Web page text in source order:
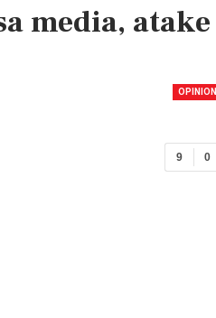
media, atake
OPINION
0
9